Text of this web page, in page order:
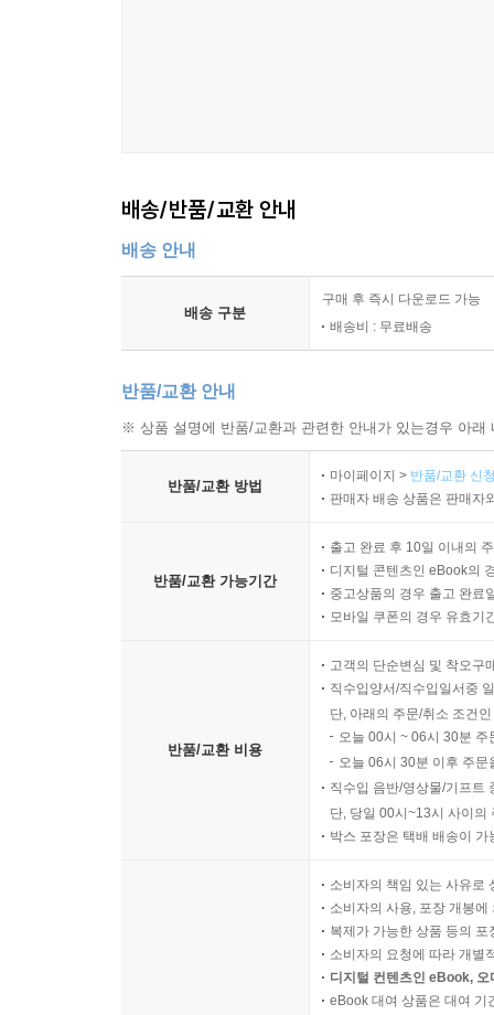
9장 일관성과 규칙성의 유지
체계 내부의 통일성
규칙 충돌의 조정
형태와 의미의 대응 안정성
전체 구조의 검토 기준
10장 인공언어 안내서의 구성 원리
설명 순서의 조직 방식
배송/반품/교환 안내
배송 안내
배송 구분
구매 후 즉시 다운로드 가능
배송비 : 무료배송
반품/교환 안내
※ 상품 설명에 반품/교환과 관련한 안내가 있는경우 아
반품/교환 방법
마이페이지 > 반품/교환 신
판매자 배송 상품은 판매자
반품/교환 가능기간
출고 완료 후 10일 이내의
디지털 콘텐츠인 eBook의
중고상품의 경우 출고 완료
모바일 쿠폰의 경우 유효기
반품/교환 비용
고객의 단순변심 및 착오구
직수입양서/직수입일서중
단, 아래의 주문/취소 조건
오늘 00시 ~ 06시 30분
오늘 06시 30분 이후 주
직수입 음반/영상물/기프트
단, 당일 00시~13시 사이의
박스 포장은 택배 배송이
소비자의 책임 있는 사유로
소비자의 사용, 포장 개봉
복제가 가능한 상품 등의
소비자의 요청에 따라 개별
디지털 컨텐츠인 eBook,
eBook 대여 상품은 대여 기